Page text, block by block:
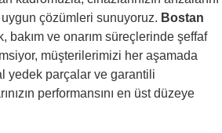
uygun çözümleri sunuyoruz. Bostan
bakım ve onarım süreçlerinde şeffaf
müşterilerimizi her aşamada
yedek parçalar ve garantili
performansını en üst düzeye